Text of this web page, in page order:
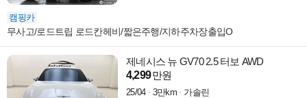
캠핑카
무사고/로드트립 로드칸헤비/짧은주행/지하주차장출입O
제네시스 뉴 GV70 2.5 터보 AWD
4,299만원
25/04 3만km
가솔린